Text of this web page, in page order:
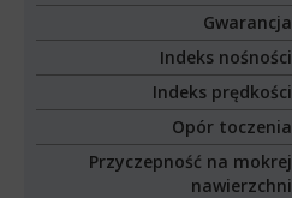
Gwarancja
Indeks nośności
Indeks prędkości
Opór toczenia
Przyczepność na mokrej
nawierzchni